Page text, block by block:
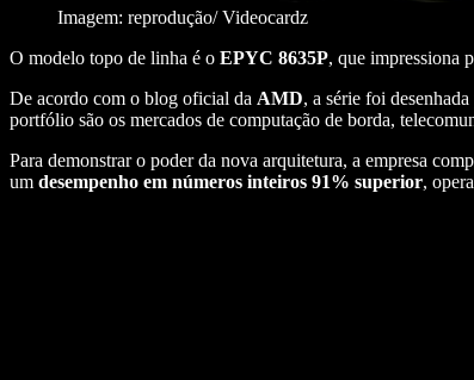
Imagem: reprodução/ Videocardz
O modelo topo de linha é o EPYC 8635P, que impressiona
De acordo com o blog oficial da AMD, a série foi
portfólio são os mercados de computação de borda,
Para demonstrar o poder da nova arquitetura, a empresa
um desempenho em números inteiros 91% superior,